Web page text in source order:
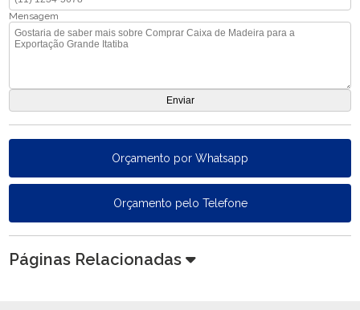
Mensagem
Orçamento por Whatsapp
Orçamento pelo Telefone
Páginas Relacionadas